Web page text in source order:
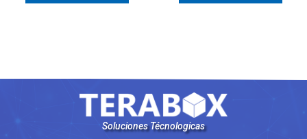
Soluciones Técnologicas